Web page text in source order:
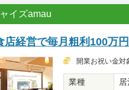
イズamau
店経営で毎月粗利100万
開業お祝い金対
業種